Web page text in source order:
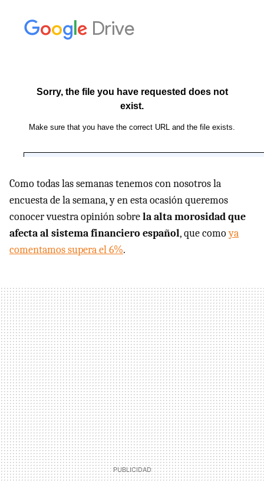
Como todas las semanas tenemos con nosotros la
encuesta de la semana, y en esta ocasión queremos
conocer vuestra opinión sobrela alta morosidad que
afecta al sistema financiero español, que comoya
comentamos supera el 6%.